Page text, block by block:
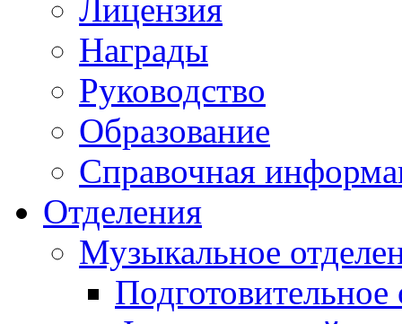
Лицензия
Награды
Руководство
Образование
Справочная
Отделения
Музыкальное
Подготовительное